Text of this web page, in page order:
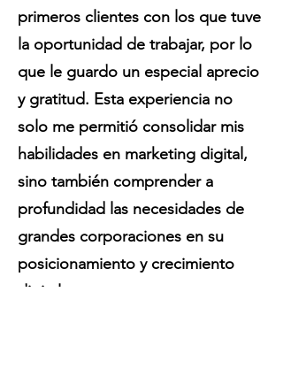
primeros clientes con los que tuve
la oportunidad de trabajar, por lo
que le guardo un especial aprecio
y gratitud. Esta experiencia no
solo me permitió consolidar mis
habilidades en marketing digital,
sino también comprender a
profundidad las necesidades de
grandes corporaciones en su
posicionamiento y crecimiento
digital.